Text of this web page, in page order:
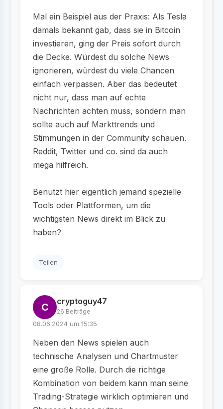
Mal ein Beispiel aus der Praxis: Als Tesla
damals bekannt gab, dass sie in Bitcoin
investieren, ging der Preis sofort durch
die Decke. Würdest du solche News
ignorieren, würdest du viele Chancen
einfach verpassen. Aber das bedeutet
nicht nur, dass man auf echte
Nachrichten achten muss, sondern man
sollte auch auf Markttrends und
Stimmungen in der Community schauen.
Reddit, Twitter und co. sind da auch
mega hilfreich.
Benutzt hier eigentlich jemand spezielle
Tools oder Plattformen, um die
wichtigsten News direkt im Blick zu
haben?
Teilen
C cryptoguy47
26 Beiträge
08.06.2024 um 15:35
Neben den News spielen auch
technische Analysen und Chartmuster
eine große Rolle. Durch die richtige
Kombination von beidem kann man seine
Trading-Strategie wirklich optimieren und